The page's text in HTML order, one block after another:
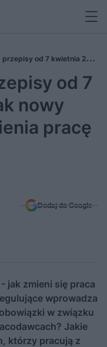
od 7 kwietnia 2023!
od 7
nowy
pracę
Dodaj do Google
jak zmieni się praca
wprowadza
w związku
Jakie
którzy pracują z